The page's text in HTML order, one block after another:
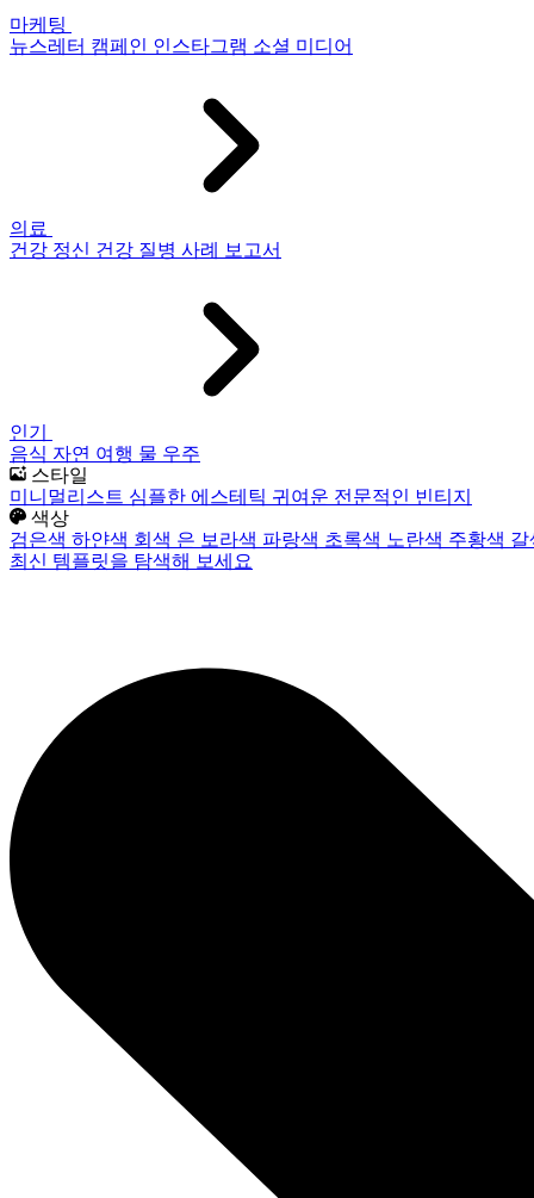
마케팅
뉴스레터 캠페인 인스타그램 소셜 미디어
의료
건강 정신 건강 질병 사례 보고서
인기
음식 자연 여행 물 우주
스타일
미니멀리스트 심플한 에스테틱 귀여운 전문적인 빈티지
색상
검은색 하얀색 회색 은 보라색 파랑색 초록색 노란색 주황색
최신 템플릿을 탐색해 보세요